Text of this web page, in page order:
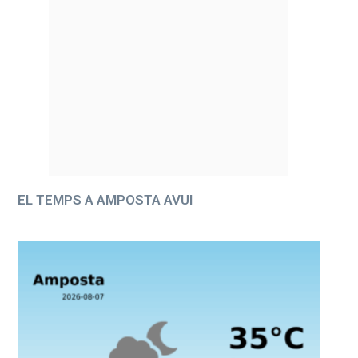
EL TEMPS A AMPOSTA AVUI